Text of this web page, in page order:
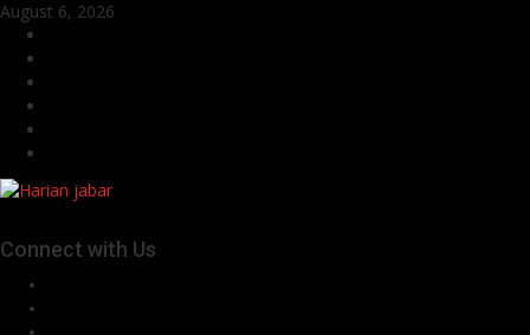
Skip
content
August 6, 2026
Connect with Us